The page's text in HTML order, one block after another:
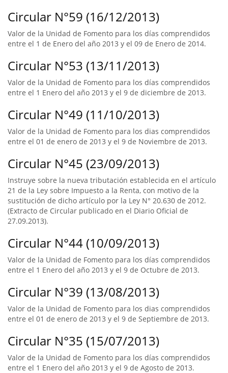
Circular N°59 (16/12/2013)
Valor de la Unidad de Fomento para los días comprendidos
entre el 1 de Enero del año 2013 y el 09 de Enero de 2014.
Circular N°53 (13/11/2013)
Valor de la Unidad de Fomento para los días comprendidos
entre el 1 Enero del año 2013 y el 9 de diciembre de 2013.
Circular N°49 (11/10/2013)
Valor de la Unidad de Fomento para los dias comprendidos
entre el 01 de enero de 2013 y el 9 de Noviembre de 2013.
Circular N°45 (23/09/2013)
Instruye sobre la nueva tributación establecida en el artículo
21 de la Ley sobre Impuesto a la Renta, con motivo de la
sustitución de dicho artículo por la Ley N° 20.630 de 2012.
(Extracto de Circular publicado en el Diario Oficial de
27.09.2013).
Circular N°44 (10/09/2013)
Valor de la Unidad de Fomento para los días comprendidos
entre el 1 Enero del año 2013 y el 9 de Octubre de 2013.
Circular N°39 (13/08/2013)
Valor de la Unidad de Fomento para los dias comprendidos
entre el 01 de enero de 2013 y el 9 de Septiembre de 2013.
Circular N°35 (15/07/2013)
Valor de la Unidad de Fomento para los días comprendidos
entre el 1 Enero del año 2013 y el 9 de Agosto de 2013.